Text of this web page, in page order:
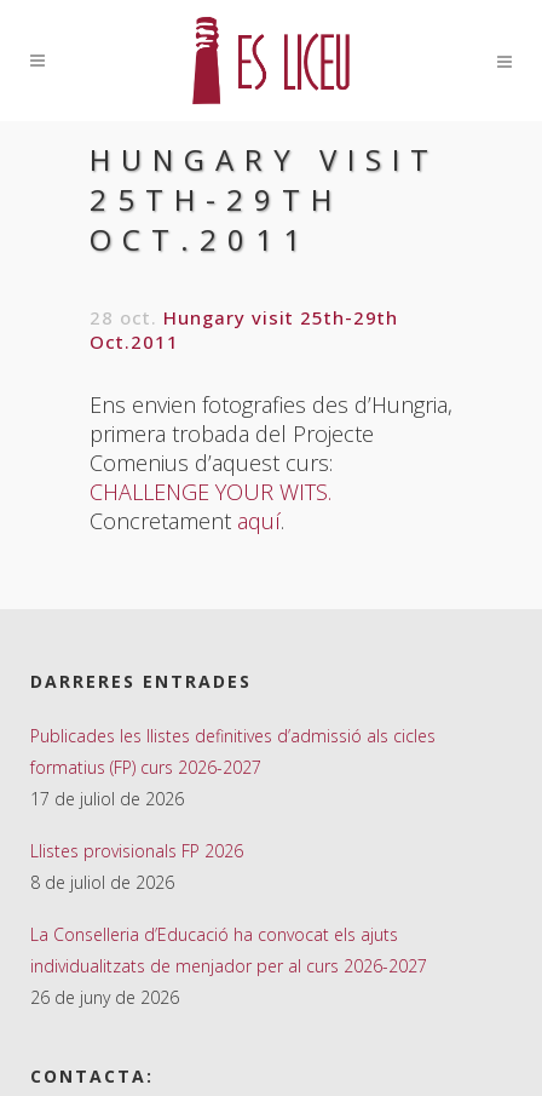
HUNGARY VISIT
25TH-29TH
OCT.2011
28 oct. Hungary visit 25th-29th
Oct.2011
Ens envien fotografies des d’Hungria,
primera trobada del Projecte
Comenius d’aquest curs:
CHALLENGE YOUR WITS.
Concretament aquí.
DARRERES ENTRADES
Publicades les llistes definitives d’admissió als cicles
formatius (FP) curs 2026-2027
17 de juliol de 2026
Llistes provisionals FP 2026
8 de juliol de 2026
La Conselleria d’Educació ha convocat els ajuts
individualitzats de menjador per al curs 2026-2027
26 de juny de 2026
CONTACTA: